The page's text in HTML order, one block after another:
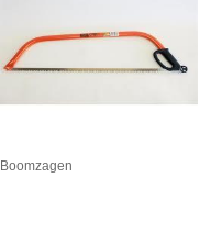
Boomzagen